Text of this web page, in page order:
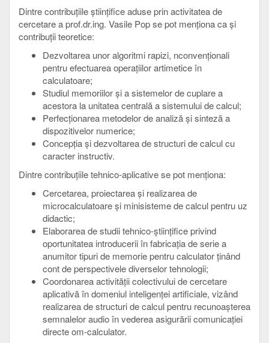
Dintre contribuţiile ştiinţifice aduse prin activitatea de
cercetare a prof.dr.ing. Vasile Pop se pot menţiona ca şi
contribuţii teoretice:
Dezvoltarea unor algoritmi rapizi, nconvenţionali
pentru efectuarea operaţiilor artimetice în
calculatoare;
Studiul memoriilor şi a sistemelor de cuplare a
acestora la unitatea centrală a sistemului de calcul;
Perfecţionarea metodelor de analiză şi sinteză a
dispozitivelor numerice;
Concepţia şi dezvoltarea de structuri de calcul cu
caracter instructiv.
Dintre contribuţiile tehnico-aplicative se pot menţiona:
Cercetarea, proiectarea şi realizarea de
microcalculatoare şi minisisteme de calcul pentru uz
didactic;
Elaborarea de studii tehnico-ştiinţifice privind
oportunitatea introducerii în fabricaţia de serie a
anumitor tipuri de memorie pentru calculator ţinând
cont de perspectivele diverselor tehnologii;
Coordonarea activităţii colectivului de cercetare
aplicativă în domeniul inteligenţei artificiale, vizând
realizarea de structuri de calcul pentru recunoaşterea
semnalelor audio în vederea asigurării comunicaţiei
directe om-calculator.